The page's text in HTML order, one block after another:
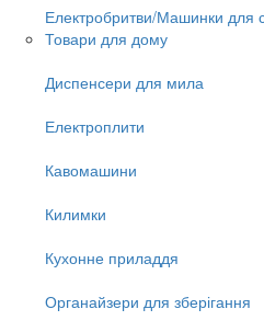
Електробритви/Машинки для
Товари для дому
Диспенсери для мила
Електроплити
Кавомашини
Килимки
Кухонне приладдя
Органайзери для зберігання